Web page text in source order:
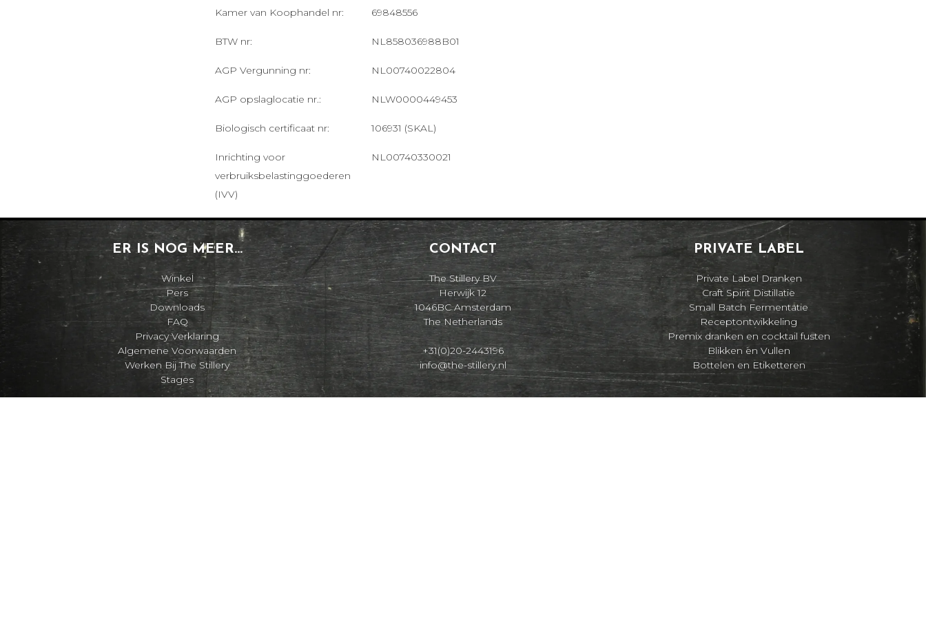
Kamer van Koophandel nr: 69848556
BTW nr: NL858036988B01
AGP Vergunning nr: NL00740022804
AGP opslaglocatie nr.: NLW0000449453
Biologisch certificaat nr: 106931 (SKAL)
Inrichting voor
verbruiksbelastinggoederen
(IVV)
NL00740330021
ER IS NOG MEER...
Winkel
Pers
Downloads
FAQ
Privacy Verklaring
Algemene Voorwaarden
Werken Bij The Stillery
Stages
CONTACT
The Stillery BV
Herwijk 12
1046BC Amsterdam
The Netherlands
+31(0)20-2443196
info@the-stillery.nl
PRIVATE LABEL
Private Label Dranken
Craft Spirit Distillatie
Small Batch Fermentatie
Receptontwikkeling
Premix dranken en cocktail fusten
Blikken en Vullen
Bottelen en Etiketteren